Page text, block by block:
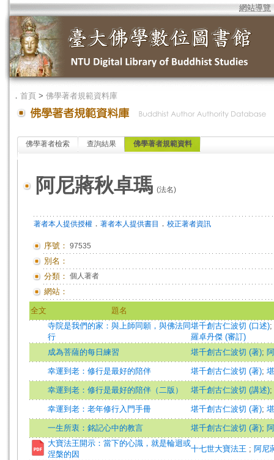
網站導覽
． 首頁 > 佛學著者規範資料庫
佛學著者檢索 查詢結果 佛學著者規範資料
阿尼蔣秋卓瑪 (法名)
著者本人提供授權 ． 著者本人提供書目 ． 校正著者資訊
序號： 97535
別名：
分類： 個人著者
網站：
全文
題名
寺院是我們的家：與上師同願，與佛法同
行
堪千創古仁波切 (口述);
羅卓丹傑 (審訂)
成為菩薩的每日練習
堪千創古仁波切 (著);
幸運到老：修行是最好的陪伴 堪千創古仁波切 (著);
幸運到老：修行是最好的陪伴（二版） 堪千創古仁波切 (講述);
幸運到老：老年修行入門手冊 堪千創古仁波切 (著);
一生所衷：銘記心中的教言 堪千創古仁波切 (著);
大寶法王開示：當下的心識，就是輪迴或
涅槃的因
十七世大寶法王 ; 阿尼